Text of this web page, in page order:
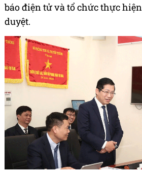
báo điện tử và tổ chức thực
duyệt.